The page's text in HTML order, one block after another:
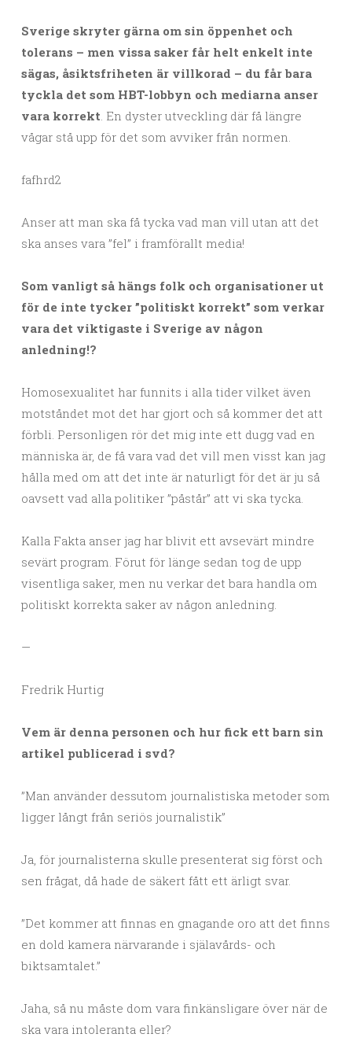
Sverige skryter gärna om sin öppenhet och
tolerans – men vissa saker får helt enkelt inte
sägas, åsiktsfriheten är villkorad – du får bara
tyckla det som HBT-lobbyn och mediarna anser
vara korrekt. En dyster utveckling där få längre
vågar stå upp för det som avviker från normen.
fafhrd2
Anser att man ska få tycka vad man vill utan att det
ska anses vara ”fel” i framförallt media!
Som vanligt så hängs folk och organisationer ut
för de inte tycker ”politiskt korrekt” som verkar
vara det viktigaste i Sverige av någon
anledning!?
Homosexualitet har funnits i alla tider vilket även
motståndet mot det har gjort och så kommer det att
förbli. Personligen rör det mig inte ett dugg vad en
människa är, de få vara vad det vill men visst kan jag
hålla med om att det inte är naturligt för det är ju så
oavsett vad alla politiker ”påstår” att vi ska tycka.
Kalla Fakta anser jag har blivit ett avsevärt mindre
sevärt program. Förut för länge sedan tog de upp
visentliga saker, men nu verkar det bara handla om
politiskt korrekta saker av någon anledning.
—
Fredrik Hurtig
Vem är denna personen och hur fick ett barn sin
artikel publicerad i svd?
”Man använder dessutom journalistiska metoder som
ligger långt från seriös journalistik”
Ja, för journalisterna skulle presenterat sig först och
sen frågat, då hade de säkert fått ett ärligt svar.
”Det kommer att finnas en gnagande oro att det finns
en dold kamera närvarande i själavårds- och
biktsamtalet.”
Jaha, så nu måste dom vara finkänsligare över när de
ska vara intoleranta eller?